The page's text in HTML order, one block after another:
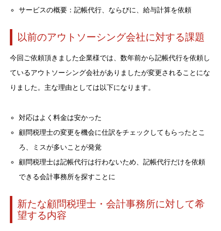
サービスの概要：記帳代行、ならびに、給与計算を依頼
以前のアウトソーシング会社に対する課題
今回ご依頼頂きました企業様では、数年前から記帳代行を依頼し
ているアウトソーシング会社がありましたが変更されることにな
りました。主な理由としては以下になります。
対応はよく料金は安かった
顧問税理士の変更を機会に仕訳をチェックしてもらったとこ
ろ、ミスが多いことが発覚
顧問税理士は記帳代行は行わないため、記帳代行だけを依頼
できる会計事務所を探すことに
新たな顧問税理士・会計事務所に対して希
望する内容